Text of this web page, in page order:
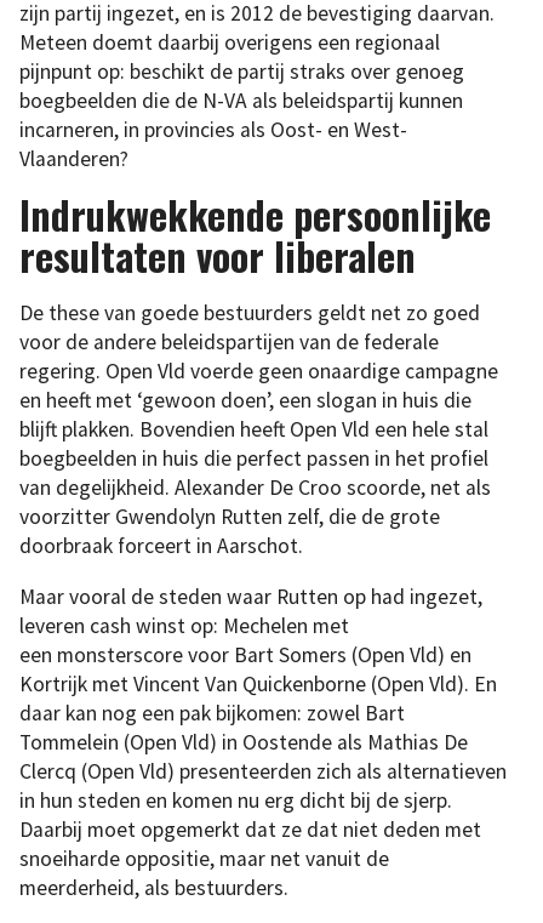
zijn partij ingezet, en is 2012 de bevestiging daarvan.
Meteen doemt daarbij overigens een regionaal
pijnpunt op: beschikt de partij straks over genoeg
boegbeelden die de N-VA als beleidspartij kunnen
incarneren, in provincies als Oost- en West-
Vlaanderen?
Indrukwekkende persoonlijke
resultaten voor liberalen
De these van goede bestuurders geldt net zo goed
voor de andere beleidspartijen van de federale
regering. Open Vld voerde geen onaardige campagne
en heeft met ‘gewoon doen’, een slogan in huis die
blijft plakken. Bovendien heeft Open Vld een hele stal
boegbeelden in huis die perfect passen in het profiel
van degelijkheid. Alexander De Croo scoorde, net als
voorzitter Gwendolyn Rutten zelf, die de grote
doorbraak forceert in Aarschot.
Maar vooral de steden waar Rutten op had ingezet,
leveren cash winst op: Mechelen met
een monsterscore voor Bart Somers (Open Vld) en
Kortrijk met Vincent Van Quickenborne (Open Vld). En
daar kan nog een pak bijkomen: zowel Bart
Tommelein (Open Vld) in Oostende als Mathias De
Clercq (Open Vld) presenteerden zich als alternatieven
in hun steden en komen nu erg dicht bij de sjerp.
Daarbij moet opgemerkt dat ze dat niet deden met
snoeiharde oppositie, maar net vanuit de
meerderheid, als bestuurders.